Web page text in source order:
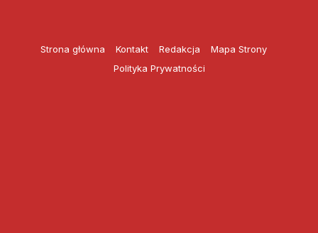
Strona główna Kontakt Redakcja
Mapa Strony
Polityka Prywatności